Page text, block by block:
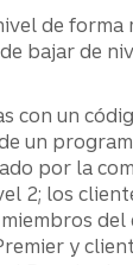
de forma
bajar de
con un
un
por la
2; los
del
y